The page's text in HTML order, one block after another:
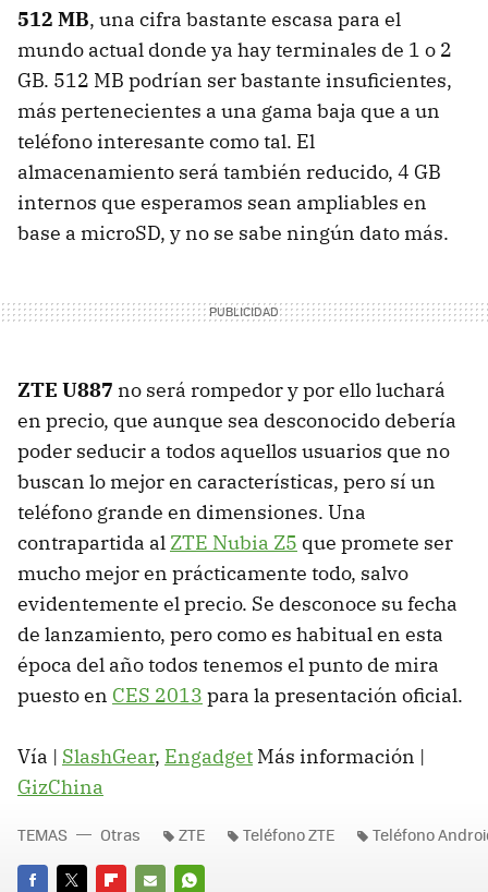
512 MB, una cifra bastante escasa para el
mundo actual donde ya hay terminales de 1 o 2
GB. 512 MB podrían ser bastante insuficientes,
más pertenecientes a una gama baja que a un
teléfono interesante como tal. El
almacenamiento será también reducido, 4 GB
internos que esperamos sean ampliables en
base a microSD, y no se sabe ningún dato más.
ZTE U887 no será rompedor y por ello luchará
en precio, que aunque sea desconocido debería
poder seducir a todos aquellos usuarios que no
buscan lo mejor en características, pero sí un
teléfono grande en dimensiones. Una
contrapartida al ZTE Nubia Z5 que promete ser
mucho mejor en prácticamente todo, salvo
evidentemente el precio. Se desconoce su fecha
de lanzamiento, pero como es habitual en esta
época del año todos tenemos el punto de mira
puesto en CES 2013 para la presentación oficial.
Vía | SlashGear, Engadget Más información |
GizChina
TEMAS Otras ZTE Teléfono ZTE Teléfono